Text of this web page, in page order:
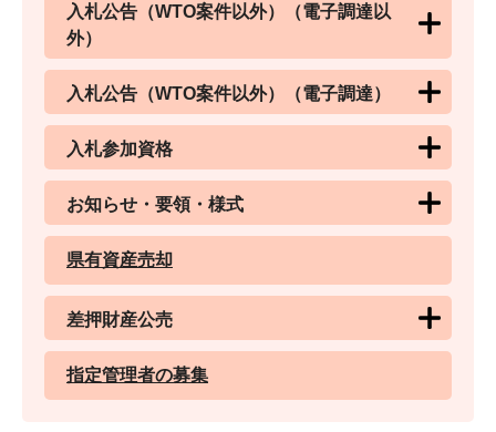
入札公告（WTO案件以外）（電子調達以
外）
入札公告（WTO案件以外）（電子調達）
入札参加資格
お知らせ・要領・様式
県有資産売却
差押財産公売
指定管理者の募集